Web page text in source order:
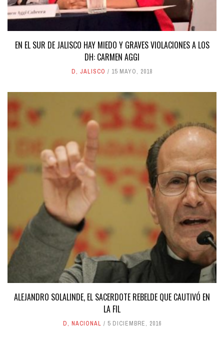
EN EL SUR DE JALISCO HAY MIEDO Y GRAVES VIOLACIONES A LOS
DH: CARMEN AGGI
D, JALISCO 15 MAYO, 2018
ALEJANDRO SOLALINDE, EL SACERDOTE REBELDE QUE CAUTIVÓ EN
LA FIL
D, NACIONAL 5 DICIEMBRE, 2016